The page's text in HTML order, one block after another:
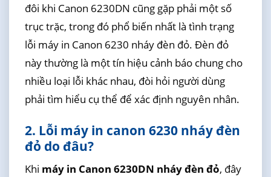
đôi khi Canon 6230DN cũng gặp phải một số
trục trặc, trong đó phổ biến nhất là tình trạng
lỗi máy in Canon 6230 nháy đèn đỏ. Đèn đỏ
này thường là một tín hiệu cảnh báo chung cho
nhiều loại lỗi khác nhau, đòi hỏi người dùng
phải tìm hiểu cụ thể để xác định nguyên nhân.
2. Lỗi máy in canon 6230 nháy đèn
đỏ do đâu?
Khi máy in Canon 6230DN nháy đèn đỏ, đây